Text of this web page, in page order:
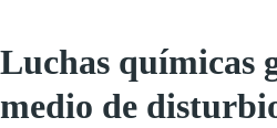
Luchas químicas
medio de